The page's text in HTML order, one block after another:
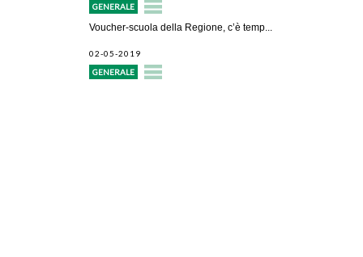
GENERALE
Voucher-scuola della Regione, c’è temp...
02-05-2019
GENERALE